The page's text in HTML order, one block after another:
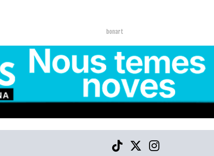
bonart